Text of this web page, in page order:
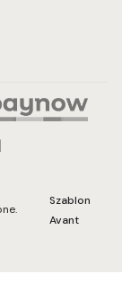
Szablon
Avant